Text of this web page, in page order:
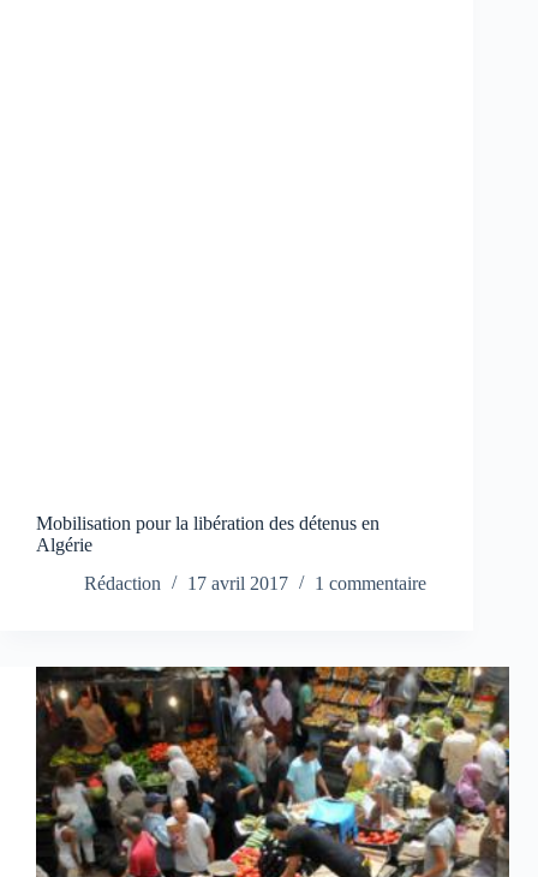
Mobilisation pour la libération des détenus en
Algérie
Rédaction
17 avril 2017 1 commentaire